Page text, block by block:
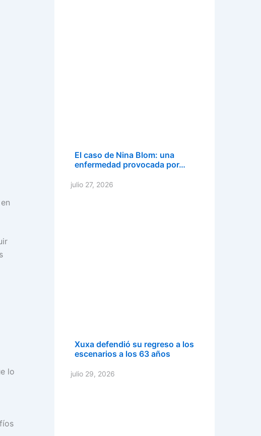
lo
El caso de Nina Blom: una
enfermedad provocada por…
julio 27, 2026
Xuxa defendió su regreso a los
escenarios a los 63 años
julio 29, 2026